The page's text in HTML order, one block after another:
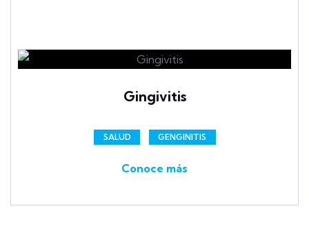
Gingivitis
SALUD GENGINITIS
Conoce más